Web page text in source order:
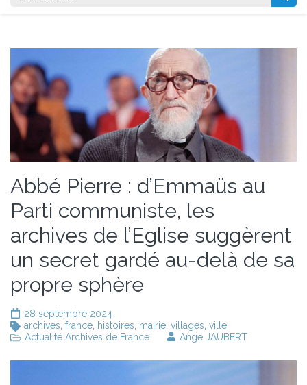
Abbé Pierre : d’Emmaüs au
Parti communiste, les
archives de l’Eglise suggèrent
un secret gardé au-delà de sa
propre sphère
28 septembre 2024
archives france histoires mairie villages ville
Actualité Archives de France
Ange JAUBERT